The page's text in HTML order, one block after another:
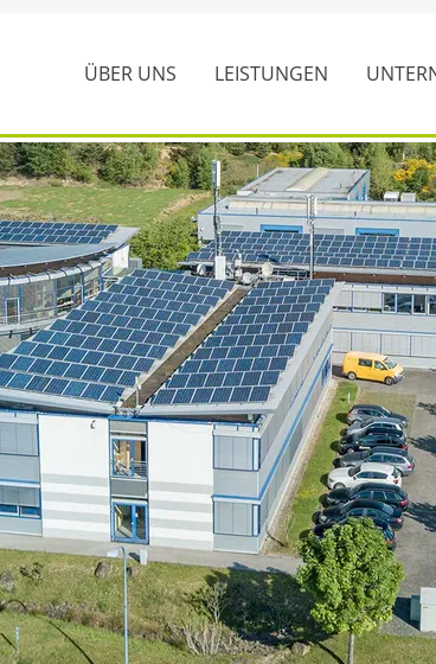
ÜBER UNS LEISTUNGEN